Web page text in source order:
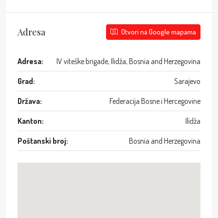
Adresa Otvori na Google mapama
Adresa: IV viteške brigade, Ilidža, Bosnia and Herzegovina
Grad: Sarajevo
Država: Federacija Bosne i Hercegovine
Kanton: Ilidža
Poštanski broj: Bosnia and Herzegovina